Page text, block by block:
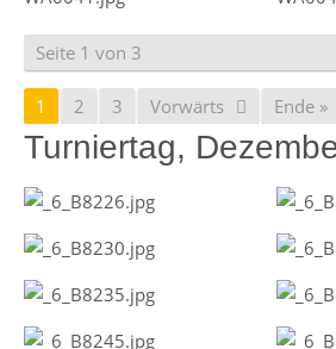
Seite 1 von 3
1 2 3 Vorwärts Ende »
Turniertag,